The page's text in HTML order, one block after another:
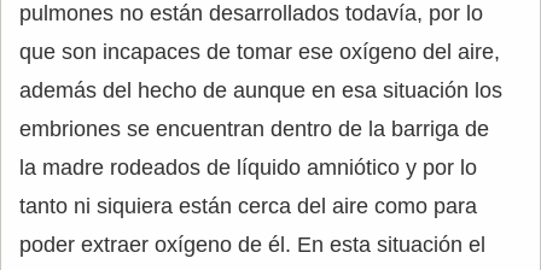
pulmones no están desarrollados todavía, por lo
que son incapaces de tomar ese oxígeno del aire,
además del hecho de aunque en esa situación los
embriones se encuentran dentro de la barriga de
la madre rodeados de líquido amniótico y por lo
tanto ni siquiera están cerca del aire como para
poder extraer oxígeno de él. En esta situación el